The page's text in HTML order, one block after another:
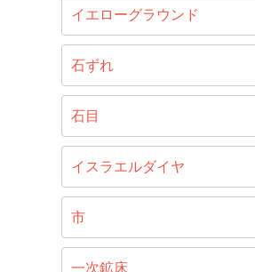
イエローグラウンド
石ずれ
石目
イスラエルダイヤ
市
一次鉱床